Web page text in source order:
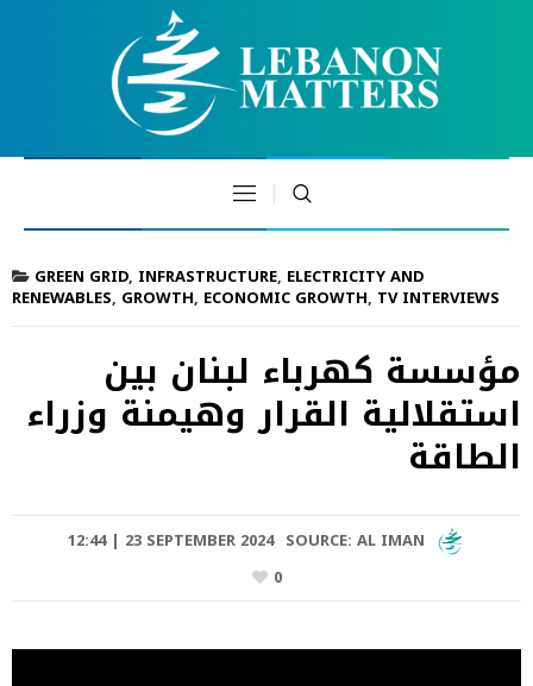
GREEN GRID, INFRASTRUCTURE, ELECTRICITY AND
RENEWABLES, GROWTH, ECONOMIC GROWTH, TV INTERVIEWS
مؤسسة كهرباء لبنان بين
استقلالية القرار وهيمنة وزراء
الطاقة
12:44 | 23 SEPTEMBER 2024 SOURCE: AL IMAN
0